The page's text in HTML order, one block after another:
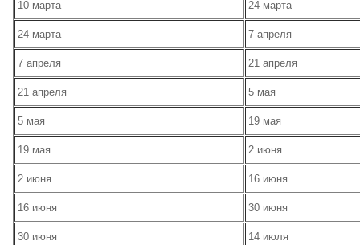
10 марта 24 марта
24 марта 7 апреля
7 апреля 21 апреля
21 апреля 5 мая
5 мая 19 мая
19 мая 2 июня
2 июня 16 июня
16 июня 30 июня
30 июня 14 июля